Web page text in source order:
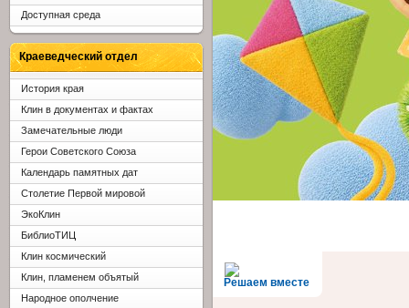
Решаем вместе
Доступная среда
Краеведческий отдел
История края
Клин в документах и фактах
Замечательные люди
Герои Советского Союза
Календарь памятных дат
Столетие Первой мировой
ЭкоКлин
БиблиоТИЦ
Клин космический
Клин, пламенем объятый
Народное ополчение